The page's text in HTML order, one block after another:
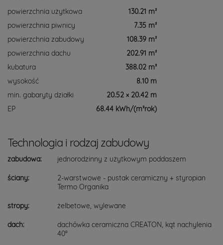
powierzchnia użytkowa
130.21 m²
powierzchnia piwnicy
7.35 m²
powierzchnia zabudowy
108.39 m²
powierzchnia dachu
202.91 m²
kubatura
388.02 m³
wysokość
8.10 m
min. gabaryty działki
20.52 × 20.42 m
EP
68.44 kWh/(m²rok)
Technologia i rodzaj zabudowy
zabudowa: jednorodzinny z użytkowym poddaszem
ściany:
2-warstwowe - pustak ceramiczny + styropian
Termo Organika
stropy: żelbetowe, wylewane
dach:
dachówka ceramiczna CREATON, kąt nachylenia
40°